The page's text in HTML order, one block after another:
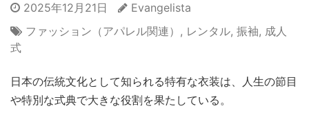
2025年12月21日
Evangelista
ファッション（アパレル関連） , レンタル, 振袖, 成人
式
日本の伝統文化として知られる特有な衣装は、人生の節目
や特別な式典で大きな役割を果たしている。